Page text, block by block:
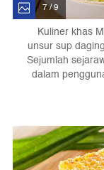
7 / 9
Kuliner khas
unsur sup
Sejumlah
dalam